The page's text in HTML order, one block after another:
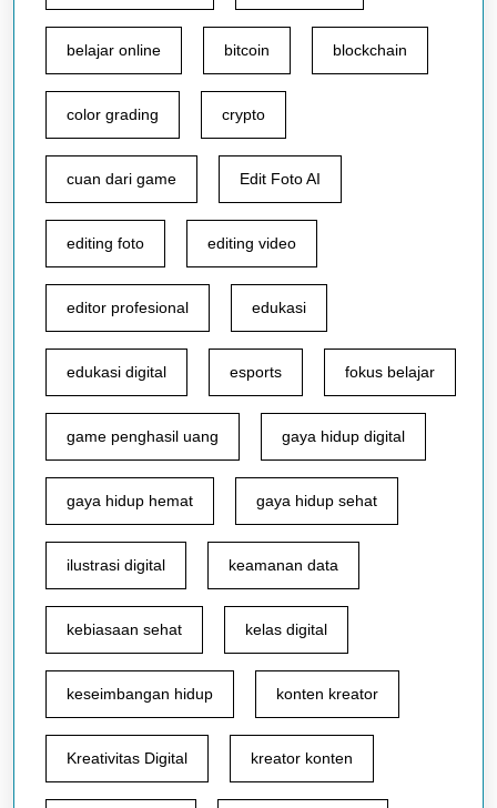
belajar online bitcoin blockchain
color grading crypto
cuan dari game Edit Foto AI
editing foto editing video
editor profesional edukasi
edukasi digital esports fokus belajar
game penghasil uang gaya hidup digital
gaya hidup hemat gaya hidup sehat
ilustrasi digital keamanan data
kebiasaan sehat kelas digital
keseimbangan hidup konten kreator
Kreativitas Digital kreator konten